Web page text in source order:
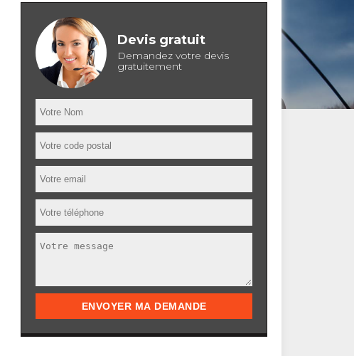
Devis gratuit
Demandez votre devis
gratuitement